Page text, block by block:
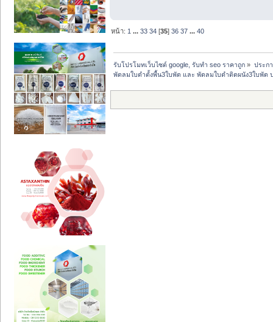
หน้า: 1 ...33 34 [35]36 37 ...40
รับโปรโมทเว็บไซต์ google, รับทำ seo ราคาถูก » ประก
พัดลมใบดำตั้งพื้น3ใบพัด และ พัดลมใบดำติดผนัง3ใบพัด